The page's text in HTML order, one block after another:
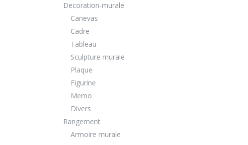
Decoration-murale
Canevas
Cadre
Tableau
Sculpture murale
Plaque
Figurine
Memo
Divers
Rangement
Armoire murale